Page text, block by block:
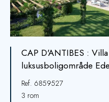
CAP D'ANTIBES :
luksusboligområde
Ref. 6859527
3 rom